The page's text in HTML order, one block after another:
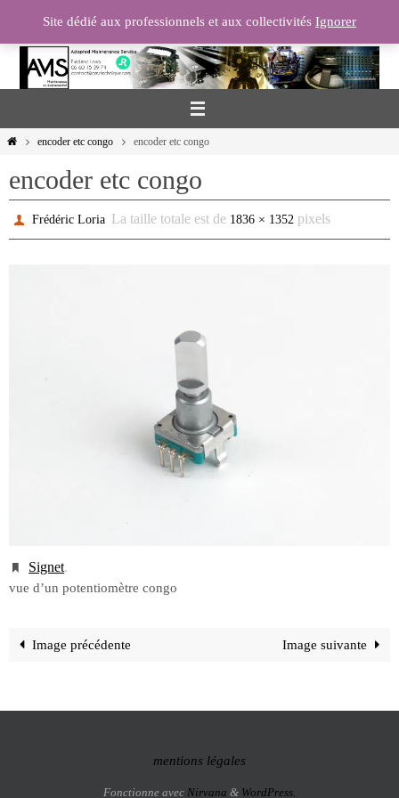
le
contenu
Homeencoder etc congo encoder etc congo
encoder etc congo
Frédéric Loria La taille totale est de 1836 × 1352 pixels
Signet.
vue d’un potentiomètre congo
Image précédente Image suivante
mentions légales
Fonctionne avec Nirvana & WordPress.
Site dédié aux professionnels et aux collectivités Ignorer